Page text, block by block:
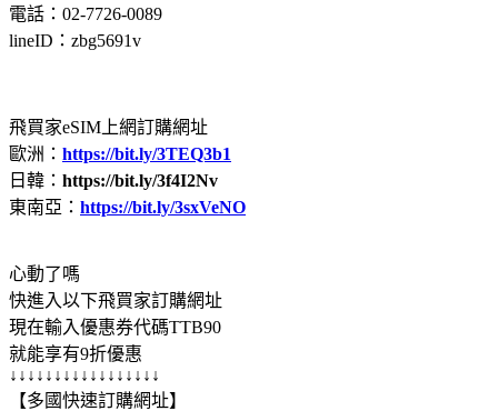
電話：02-7726-0089
lineID：zbg5691v
飛買家eSIM上網訂購網址
歐洲： https://bit.ly/3TEQ3b1
日韓： https://bit.ly/3f4I2Nv
東南亞： https://bit.ly/3sxVeNO
心動了嗎
快進入以下飛買家訂購網址
現在輸入優惠券代碼TTB90
就能享有9折優惠
↓↓↓↓↓↓↓↓↓↓↓↓↓↓↓↓↓
【多國快速訂購網址】